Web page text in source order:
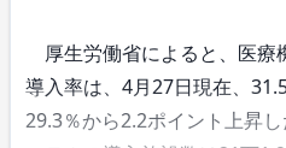
厚生労働省によると、医療
導入率は、4月27日現在、
29.3％から2.2ポイント上昇